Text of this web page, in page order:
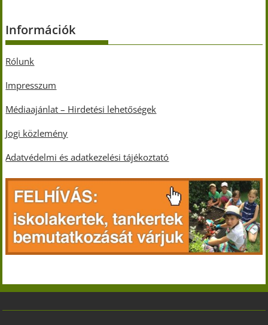
Információk
Rólunk
Impresszum
Médiaajánlat – Hirdetési lehetőségek
Jogi közlemény
Adatvédelmi és adatkezelési tájékoztató